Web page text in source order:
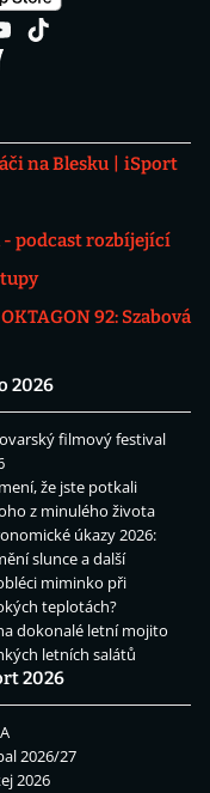
na Blesku
iSport
- podcast rozbíjející
OKTAGON 92: Szabová
2026
filmový festival
že jste potkali
z minulého života
úkazy 2026:
slunce a další
miminko při
teplotách?
dokonalé letní mojito
letních salátů
2026
2026/27
2026